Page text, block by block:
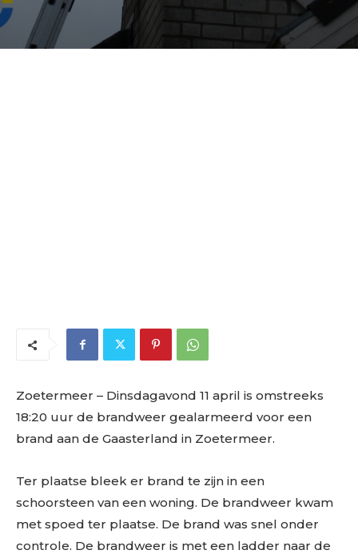
Zoetermeer – Dinsdagavond 11 april is omstreeks
18:20 uur de brandweer gealarmeerd voor een
brand aan de Gaasterland in Zoetermeer.
Ter plaatse bleek er brand te zijn in een
schoorsteen van een woning. De brandweer kwam
met spoed ter plaatse. De brand was snel onder
controle. De brandweer is met een ladder naar de